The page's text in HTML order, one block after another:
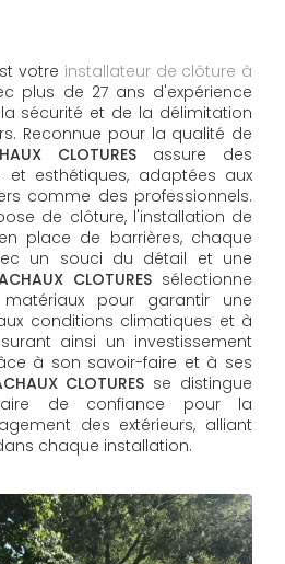
votre installateur de clôture à
plus de 27 ans d'expérience
sécurité et de la délimitation
Reconnue pour la qualité de
CLOTURES assure des
et esthétiques, adaptées aux
comme des professionnels.
de clôture, l'installation de
place de barrières, chaque
un souci du détail et une
CLOTURES sélectionne
pour garantir une
conditions climatiques et à
ainsi un investissement
à son savoir-faire et à ses
CLOTURES​​​​​​​ se distingue
de confiance pour la
des extérieurs, alliant
chaque installation.